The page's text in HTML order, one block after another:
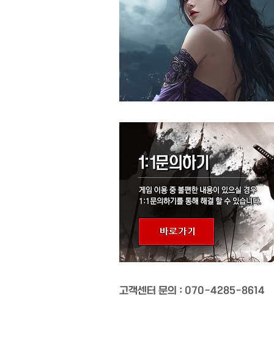
고객센터 문의 : 070-4285-8614